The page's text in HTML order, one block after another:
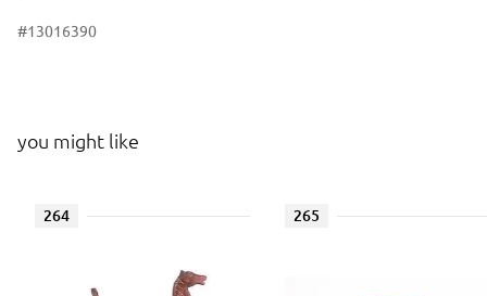
#13016390
you might like
264 265